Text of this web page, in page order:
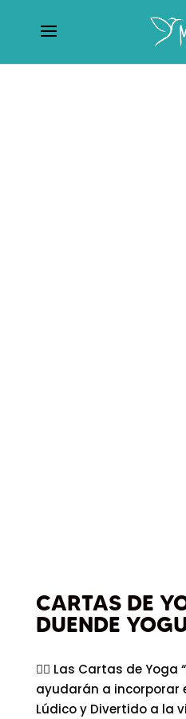
CARTAS DE
DUENDE
🧘‍♀️ Las Cartas de Yoga
ayudarán a incorporar
Lúdico y Divertido a la